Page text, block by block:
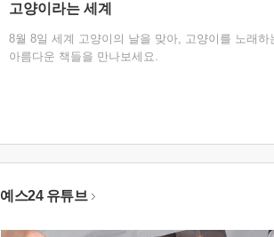
고양이라는 세계
8월 8일 세계 고양이의 날을 맞아, 고양이를 노래하
아름다운 책들을 만나보세요.
예스24 유튜브